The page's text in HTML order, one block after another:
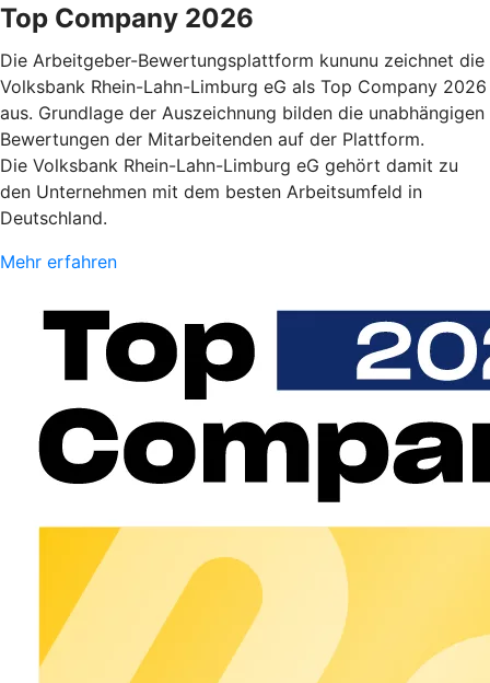
Top Company 2026
Die Arbeitgeber-Bewertungsplattform kununu zeichnet die
Volksbank Rhein-Lahn-Limburg eG als Top Company 2026
aus. Grundlage der Auszeichnung bilden die unabhängigen
Bewertungen der Mitarbeitenden auf der Plattform.
Die Volksbank Rhein-Lahn-Limburg eG gehört damit zu
den Unternehmen mit dem besten Arbeitsumfeld in
Deutschland.
Mehr erfahren